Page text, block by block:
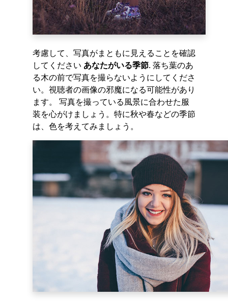
考慮して、写真がまともに見えることを確認
してください あなたがいる季節. 落ち葉のあ
る木の前で写真を撮らないようにしてくださ
い。視聴者の画像の邪魔になる可能性があり
ます。 写真を撮っている風景に合わせた服
装を心がけましょう。特に秋や春などの季節
は、色を考えてみましょう。